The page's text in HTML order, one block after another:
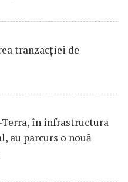
tranzacției de
în infrastructura
au parcurs o nouă